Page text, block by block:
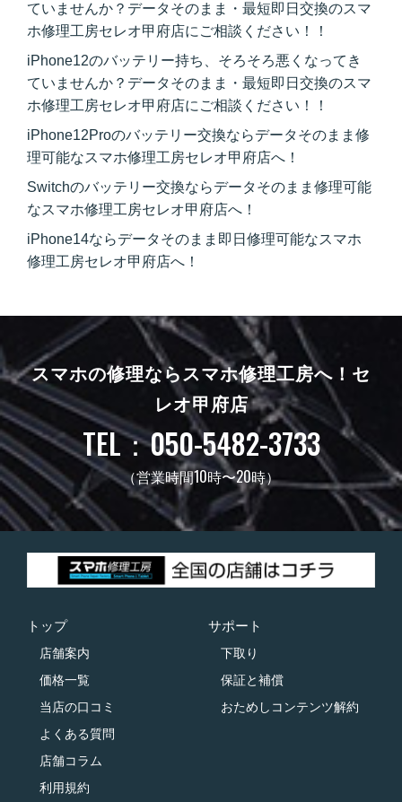
ていませんか？データそのまま・最短即日交換のスマ
ホ修理工房セレオ甲府店にご相談ください！！
iPhone12のバッテリー持ち、そろそろ悪くなってき
ていませんか？データそのまま・最短即日交換のスマ
ホ修理工房セレオ甲府店にご相談ください！！
iPhone12Proのバッテリー交換ならデータそのまま修
理可能なスマホ修理工房セレオ甲府店へ！
Switchのバッテリー交換ならデータそのまま修理可能
なスマホ修理工房セレオ甲府店へ！
iPhone14ならデータそのまま即日修理可能なスマホ
修理工房セレオ甲府店へ！
スマホの修理ならスマホ修理工房へ！ セ
レオ甲府店
TEL：050-5482-3733
（営業時間10時〜20時）
トップ
店舗案内
価格一覧
当店の口コミ
よくある質問
店舗コラム
利用規約
サポート
下取り
保証と補償
おためしコンテンツ解約